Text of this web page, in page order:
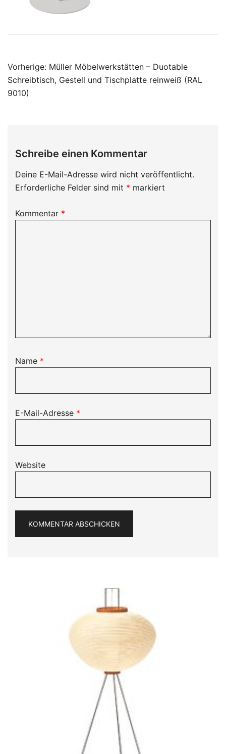
Beitragsnavigation
Vorherige: Müller Möbelwerkstätten – Duotable
Schreibtisch, Gestell und Tischplatte reinweiß (RAL
9010)
Schreibe einen Kommentar
Deine E-Mail-Adresse wird nicht veröffentlicht.
Erforderliche Felder sind mit * markiert
Kommentar *
Name *
E-Mail-Adresse *
Website